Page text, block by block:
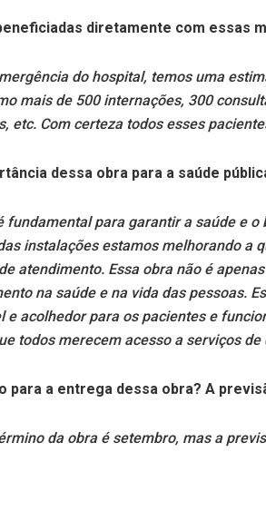
diretamente com essas
do hospital, temos uma
mais de 500 internações, 300
etc. Com certeza todos esses
dessa obra para a saúde
fundamental para garantir a saúde e o
instalações estamos melhorando a
atendimento. Essa obra não é
na saúde e na vida das pessoas.
e acolhedor para os pacientes e
todos merecem acesso a serviços de
para a entrega dessa obra? A
da obra é setembro, mas a